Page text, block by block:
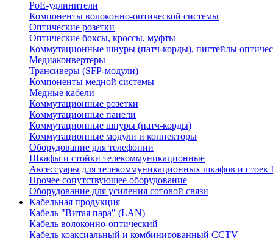
PoE-удлинители
Компоненты волоконно-оптической системы
Оптические розетки
Оптические боксы, кроссы, муфты
Коммутационные шнуры (патч-корды), пигтейлы
Медиаконвертеры
Трансиверы (SFP-модули)
Компоненты медной системы
Медные кабели
Коммутационные розетки
Коммутационные панели
Коммутационные шнуры (патч-корды)
Коммутационные модули и коннекторы
Оборудование для телефонии
Шкафы и стойки телекоммуникационные
Аксессуары для телекоммуникационных шкафов и стоек
Прочее сопутствующее оборудование
Оборудование для усиления сотовой связи
Кабельная продукция
Кабель "Витая пара" (LAN)
Кабель волоконно-оптический
Кабель коаксиальный и комбинированный CCTV